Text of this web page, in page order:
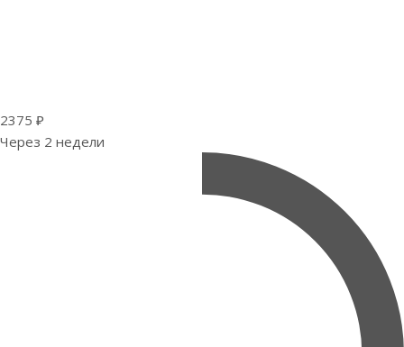
2375 ₽
Через 2 недели